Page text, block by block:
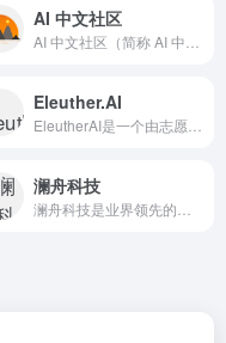
AI 中文社区
Eleuther.AI
澜舟科技